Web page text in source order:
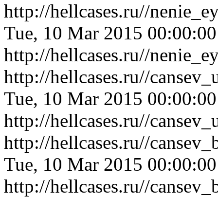
http://hellcases.ru//
Tue, 10 Mar 2015
http://hellcases.ru//
http://hellcases.ru//
Tue, 10 Mar 2015
http://hellcases.ru//
http://hellcases.ru//
Tue, 10 Mar 2015
http://hellcases.ru//